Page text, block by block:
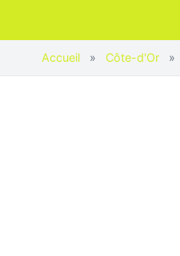
Accueil » Côte-d'Or »